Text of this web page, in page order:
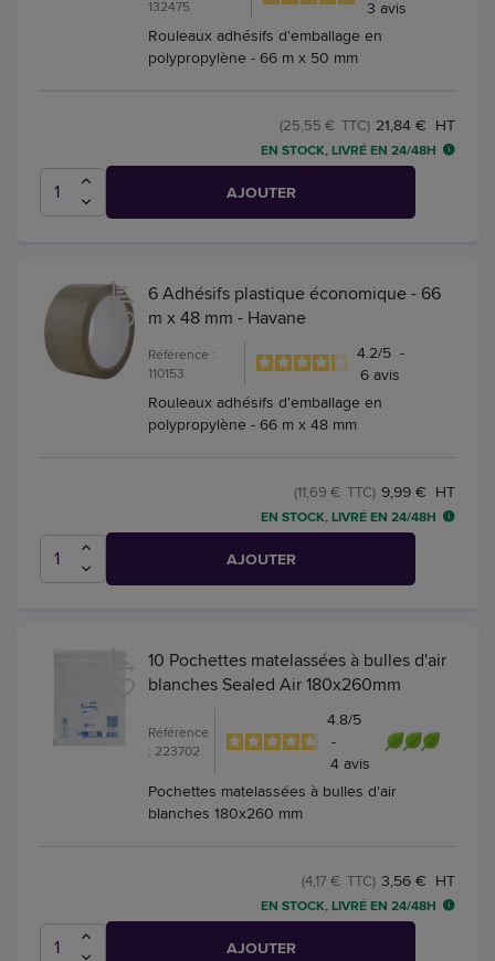
132475 3avis
Rouleaux adhésifs d'emballage en
polypropylène - 66 m x 50 mm
21,84 € HT
(25,55 € TTC)
EN STOCK, LIVRÉ EN 24/48H
AJOUTER
6 Adhésifs plastique économique - 66
m x 48 mm - Havane
Référence :
110153
4.2/5 -
6 avis
Rouleaux adhésifs d'emballage en
polypropylène - 66 m x 48 mm
9,99 € HT
(11,69 € TTC)
EN STOCK, LIVRÉ EN 24/48H
AJOUTER
10 Pochettes matelassées à bulles d'air
blanches Sealed Air 180x260mm
Référence
: 223702
4.8/5
-
4 avis
Pochettes matelassées à bulles d'air
blanches 180x260 mm
3,56 € HT
(4,17 € TTC)
EN STOCK, LIVRÉ EN 24/48H
AJOUTER